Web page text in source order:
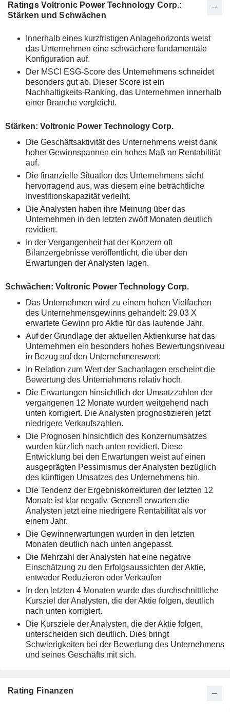
Ratings Voltronic Power Technology Corp.:
Stärken und Schwächen
Innerhalb eines kurzfristigen Anlagehorizonts weist
das Unternehmen eine schwächere fundamentale
Konfiguration auf.
Der MSCI ESG-Score des Unternehmens schneidet
besonders gut ab. Dieser Score ist ein
Nachhaltigkeits-Ranking, das Unternehmen innerhalb
einer Branche vergleicht.
Stärken: Voltronic Power Technology Corp.
Die Geschäftsaktivität des Unternehmens weist dank
hoher Gewinnspannen ein hohes Maß an Rentabilität
auf.
Die finanzielle Situation des Unternehmens sieht
hervorragend aus, was diesem eine beträchtliche
Investitionskapazität verleiht.
Die Analysten haben ihre Meinung über das
Unternehmen in den letzten zwölf Monaten deutlich
revidiert.
In der Vergangenheit hat der Konzern oft
Bilanzergebnisse veröffentlicht, die über den
Erwartungen der Analysten lagen.
Schwächen: Voltronic Power Technology Corp.
Das Unternehmen wird zu einem hohen Vielfachen
des Unternehmensgewinns gehandelt: 29.03 X
erwartete Gewinn pro Aktie für das laufende Jahr.
Auf der Grundlage der aktuellen Aktienkurse hat das
Unternehmen ein besonders hohes Bewertungsniveau
in Bezug auf den Unternehmenswert.
In Relation zum Wert der Sachanlagen erscheint die
Bewertung des Unternehmens relativ hoch.
Die Erwartungen hinsichtlich der Umsatzzahlen der
vergangenen 12 Monate wurden weitgehend nach
unten korrigiert. Die Analysten prognostizieren jetzt
niedrigere Verkaufszahlen.
Die Prognosen hinsichtlich des Konzernumsatzes
wurden kürzlich nach unten revidiert. Diese
Entwicklung bei den Erwartungen weist auf einen
ausgeprägten Pessimismus der Analysten bezüglich
des künftigen Umsatzes des Unternehmens hin.
Die Tendenz der Ergebniskorrekturen der letzten 12
Monate ist klar negativ. Generell erwarten die
Analysten jetzt eine niedrigere Rentabilität als vor
einem Jahr.
Die Gewinnerwartungen wurden in den letzten
Monaten deutlich nach unten angepasst.
Die Mehrzahl der Analysten hat eine negative
Einschätzung zu den Erfolgsaussichten der Aktie,
entweder Reduzieren oder Verkaufen
In den letzten 4 Monaten wurde das durchschnittliche
Kursziel der Analysten, die der Aktie folgen, deutlich
nach unten korrigiert.
Die Kursziele der Analysten, die der Aktie folgen,
unterscheiden sich deutlich. Dies bringt
Schwierigkeiten bei der Bewertung des Unternehmens
und seines Geschäfts mit sich.
Rating Finanzen